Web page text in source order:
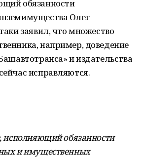
обязанности
Олег
заявил, что множество
например, доведение
и издательства
исправляются.
исполняющий обязанности
и имущественных